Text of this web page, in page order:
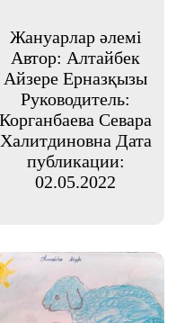
Жануарлар әлемі
Автор: Алтайбек
Айзере Ерназқызы
Руководитель:
Корганбаева Севара
Халитдиновна Дата
публикации:
02.05.2022